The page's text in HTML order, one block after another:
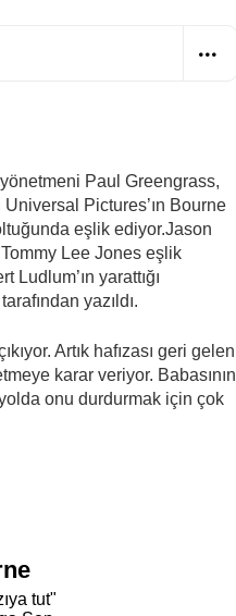
Paul Greengrass,
Universal Pictures’ın Bourne
eşlik ediyor.Jason
Lee Jones eşlik
yarattığı
yazıldı.
Artık hafızası geri gelen
karar veriyor. Babasının
onu durdurmak için çok
tut"